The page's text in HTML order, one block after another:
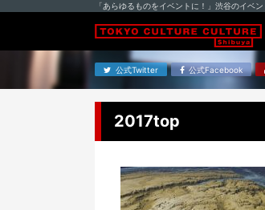
「あらゆるものをイベントに！」渋谷のイベ
公式Twitter 公式Facebook
2017top